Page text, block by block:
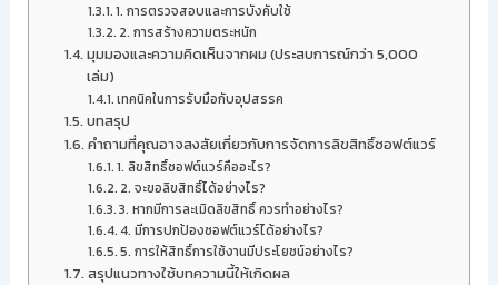
1. การตรวจสอบและการบังคับใช้
2. การสร้างความตระหนัก
มุมมองและความคิดเห็นจากผม (ประสบการณ์กว่า 5,000
เล่ม)
เทคนิคในการรับมือกับอุปสรรค
บทสรุป
คำถามที่คุณอาจสงสัยเกี่ยวกับการจัดการลิขสิทธิ์ซอฟต์แวร์
1. ลิขสิทธิ์ซอฟต์แวร์คืออะไร?
2. จะขอลิขสิทธิ์ได้อย่างไร?
3. หากมีการละเมิดลิขสิทธิ์ ควรทำอย่างไร?
4. มีการปกป้องซอฟต์แวร์ได้อย่างไร?
5. การให้สิทธิ์การใช้งานมีประโยชน์อย่างไร?
สรุปแนวทางใช้บทความนี้ให้เกิดผล